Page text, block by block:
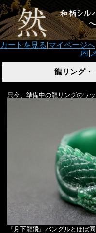
カートを見る マイページへ
内
龍リング・
只今、準備中の龍リングのワ
『月下龍飛』バングルと ほぼ